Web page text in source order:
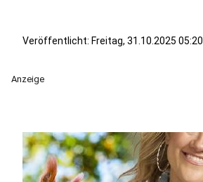
Veröffentlicht: Freitag, 31.10.2025 05:20
Anzeige